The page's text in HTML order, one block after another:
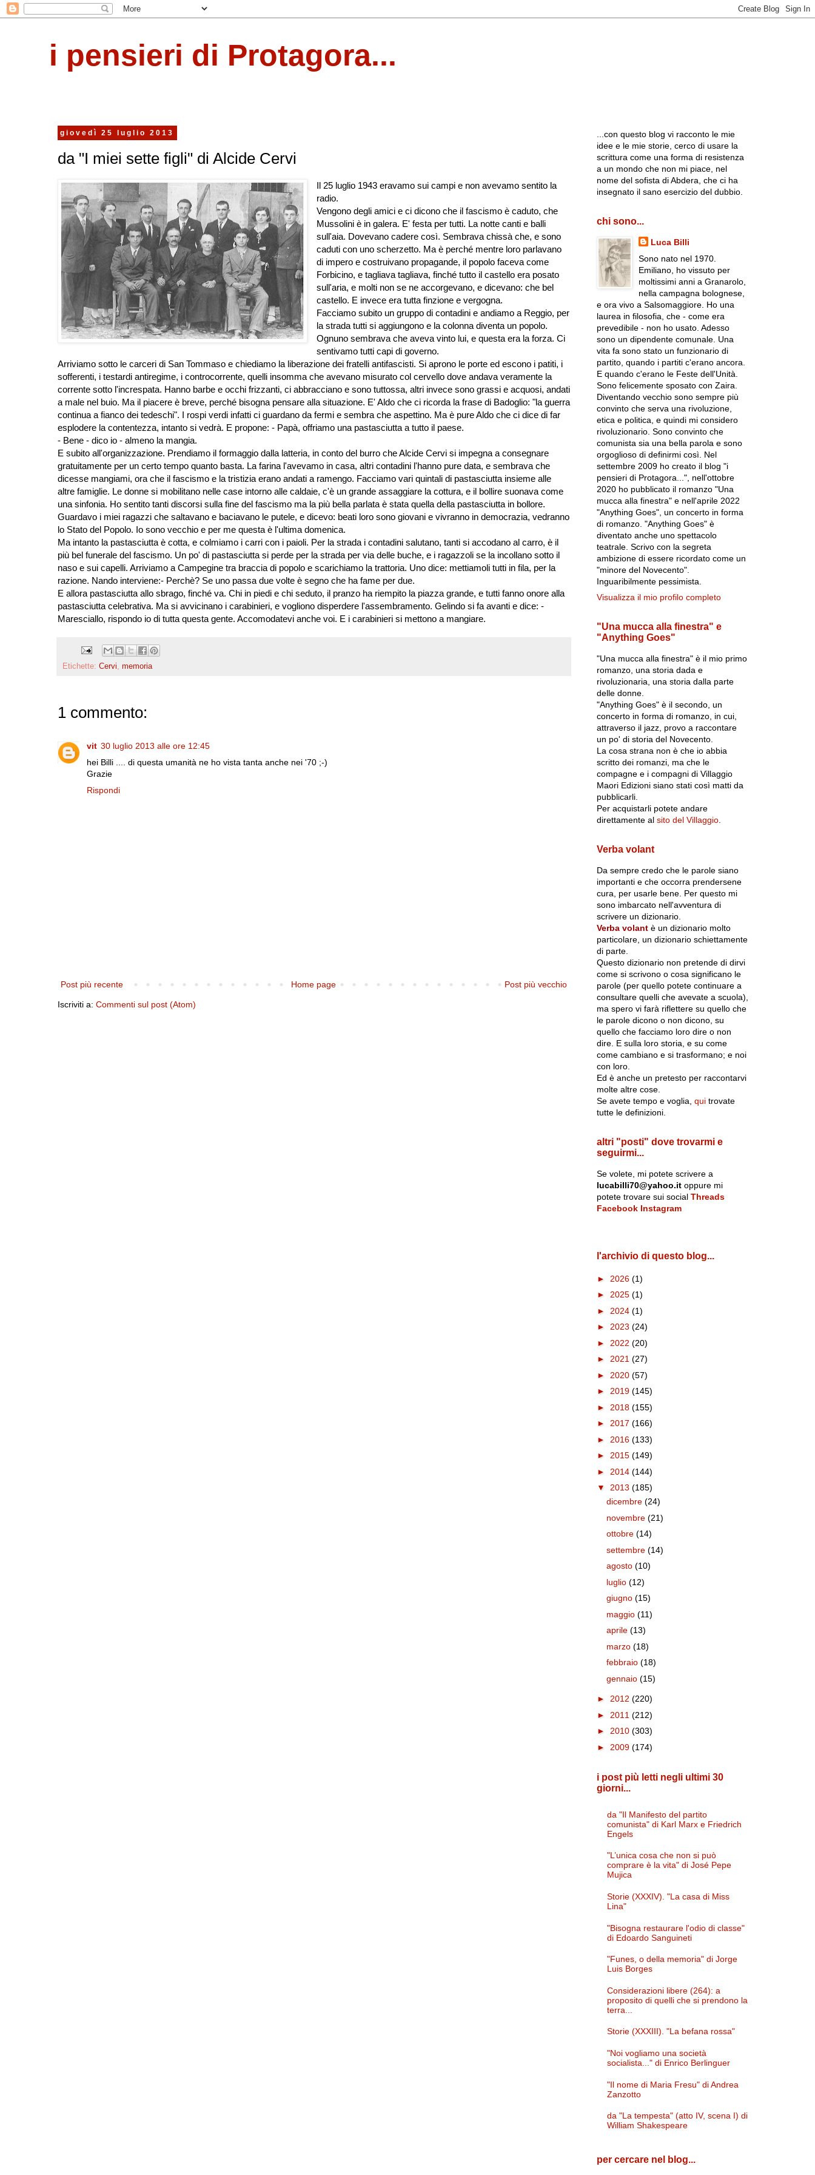
i pensieri di Protagora...
giovedì 25 luglio 2013
da "I miei sette figli" di Alcide Cervi
Il 25 luglio 1943 eravamo sui campi e non avevamo sentito la
radio.
Vengono degli amici e ci dicono che il fascismo è caduto, che
Mussolini è in galera. E' festa per tutti. La notte canti e balli
sull'aia. Dovevano cadere così. Sembrava chissà che, e sono
caduti con uno scherzetto. Ma è perché mentre loro parlavano
di impero e costruivano propagande, il popolo faceva come
Forbicino, e tagliava tagliava, finché tutto il castello era posato
sull'aria, e molti non se ne accorgevano, e dicevano: che bel
castello. E invece era tutta finzione e vergogna.
Facciamo subito un gruppo di contadini e andiamo a Reggio, per
la strada tutti si aggiungono e la colonna diventa un popolo.
Ognuno sembrava che aveva vinto lui, e questa era la forza. Ci
sentivamo tutti capi di governo.
Arriviamo sotto le carceri di San Tommaso e chiediamo la liberazione dei fratelli antifascisti. Si aprono le porte ed escono i patiti, i
sofferenti, i testardi antiregime, i controcorrente, quelli insomma che avevano misurato col cervello dove andava veramente la
corrente sotto l'increspata. Hanno barbe e occhi frizzanti, ci abbracciano e sono tuttossa, altri invece sono grassi e acquosi, andati
a male nel buio. Ma il piacere è breve, perché bisogna pensare alla situazione. E' Aldo che ci ricorda la frase di Badoglio: "la guerra
continua a fianco dei tedeschi". I rospi verdi infatti ci guardano da fermi e sembra che aspettino. Ma è pure Aldo che ci dice di far
esplodere la contentezza, intanto si vedrà. E propone: - Papà, offriamo una pastasciutta a tutto il paese.
- Bene - dico io - almeno la mangia.
E subito all'organizzazione. Prendiamo il formaggio dalla latteria, in conto del burro che Alcide Cervi si impegna a consegnare
gratuitamente per un certo tempo quanto basta. La farina l'avevamo in casa, altri contadini l'hanno pure data, e sembrava che
dicesse mangiami, ora che il fascismo e la tristizia erano andati a ramengo. Facciamo vari quintali di pastasciutta insieme alle
altre famiglie. Le donne si mobilitano nelle case intorno alle caldaie, c'è un grande assaggiare la cottura, e il bollire suonava come
una sinfonia. Ho sentito tanti discorsi sulla fine del fascismo ma la più bella parlata è stata quella della pastasciutta in bollore.
Guardavo i miei ragazzi che saltavano e baciavano le putele, e dicevo: beati loro sono giovani e vivranno in democrazia, vedranno
lo Stato del Popolo. Io sono vecchio e per me questa è l'ultima domenica.
Ma intanto la pastasciutta è cotta, e colmiamo i carri con i paioli. Per la strada i contadini salutano, tanti si accodano al carro, è il
più bel funerale del fascismo. Un po' di pastasciutta si perde per la strada per via delle buche, e i ragazzoli se la incollano sotto il
naso e sui capelli. Arriviamo a Campegine tra braccia di popolo e scarichiamo la trattoria. Uno dice: mettiamoli tutti in fila, per la
razione. Nando interviene:- Perchè? Se uno passa due volte è segno che ha fame per due.
E allora pastasciutta allo sbrago, finché va. Chi in piedi e chi seduto, il pranzo ha riempito la piazza grande, e tutti fanno onore alla
pastasciutta celebrativa. Ma si avvicinano i carabinieri, e vogliono disperdere l'assembramento. Gelindo si fa avanti e dice: -
Maresciallo, rispondo io di tutta questa gente. Accomodatevi anche voi. E i carabinieri si mettono a mangiare.
Etichette: Cervi memoria
1 commento:
vit 30 luglio 2013 alle ore 12:45
hei Billi .... di questa umanità ne ho vista tanta anche nei '70 ;-)
Grazie
Rispondi
Post più recente Post più vecchio
Home page
Iscriviti a: Commenti sul post (Atom)
...con questo blog vi racconto le mie
idee e le mie storie, cerco di usare la
scrittura come una forma di resistenza
a un mondo che non mi piace, nel
nome del sofista di Abdera, che ci ha
insegnato il sano esercizio del dubbio.
chi sono...
Luca Billi
Sono nato nel 1970.
Emiliano, ho vissuto per
moltissimi anni a Granarolo,
nella campagna bolognese,
e ora vivo a Salsomaggiore. Ho una
laurea in filosofia, che - come era
prevedibile - non ho usato. Adesso
sono un dipendente comunale. Una
vita fa sono stato un funzionario di
partito, quando i partiti c'erano ancora.
E quando c'erano le Feste dell'Unità.
Sono felicemente sposato con Zaira.
Diventando vecchio sono sempre più
convinto che serva una rivoluzione,
etica e politica, e quindi mi considero
rivoluzionario. Sono convinto che
comunista sia una bella parola e sono
orgoglioso di definirmi così. Nel
settembre 2009 ho creato il blog "i
pensieri di Protagora...", nell'ottobre
2020 ho pubblicato il romanzo "Una
mucca alla finestra" e nell'aprile 2022
"Anything Goes", un concerto in forma
di romanzo. "Anything Goes" è
diventato anche uno spettacolo
teatrale. Scrivo con la segreta
ambizione di essere ricordato come un
"minore del Novecento".
Inguaribilmente pessimista.
Visualizza il mio profilo completo
"Una mucca alla finestra" e
"Anything Goes"
"Una mucca alla finestra" è il mio primo
romanzo, una storia dada e
rivoluzionaria, una storia dalla parte
delle donne.
"Anything Goes" è il secondo, un
concerto in forma di romanzo, in cui,
attraverso il jazz, provo a raccontare
un po' di storia del Novecento.
La cosa strana non è che io abbia
scritto dei romanzi, ma che le
compagne e i compagni di Villaggio
Maori Edizioni siano stati così matti da
pubblicarli.
Per acquistarli potete andare
direttamente al sito del Villaggio.
Verba volant
Da sempre credo che le parole siano
importanti e che occorra prendersene
cura, per usarle bene. Per questo mi
sono imbarcato nell'avventura di
scrivere un dizionario.
Verba volantè un dizionario molto
particolare, un dizionario schiettamente
di parte.
Questo dizionario non pretende di dirvi
come si scrivono o cosa significano le
parole (per quello potete continuare a
consultare quelli che avevate a scuola),
ma spero vi farà riflettere su quello che
le parole dicono o non dicono, su
quello che facciamo loro dire o non
dire. E sulla loro storia, e su come
come cambiano e si trasformano; e noi
con loro.
Ed è anche un pretesto per raccontarvi
molte altre cose.
Se avete tempo e voglia, quitrovate
tutte le definizioni.
altri "posti" dove trovarmi e
seguirmi...
Se volete, mi potete scrivere a
lucabilli70@yahoo.itoppure mi
potete trovare sui social Threads
Facebook Instagram
l'archivio di questo blog...
► 2026 (1)
► 2025 (1)
► 2024 (1)
► 2023 (24)
► 2022 (20)
► 2021 (27)
► 2020 (57)
► 2019 (145)
► 2018 (155)
► 2017 (166)
► 2016 (133)
► 2015 (149)
► 2014 (144)
▼ 2013 (185)
dicembre(24)
novembre(21)
ottobre(14)
settembre(14)
agosto(10)
luglio(12)
giugno(15)
maggio(11)
aprile(13)
marzo(18)
febbraio(18)
gennaio(15)
► 2012 (220)
► 2011 (212)
► 2010 (303)
► 2009 (174)
i post più letti negli ultimi 30
giorni...
da "Il Manifesto del partito
comunista" di Karl Marx e Friedrich
Engels
"L’unica cosa che non si può
comprare è la vita" di José Pepe
Mujica
Storie (XXXIV). "La casa di Miss
Lina"
"Bisogna restaurare l'odio di classe"
di Edoardo Sanguineti
"Funes, o della memoria" di Jorge
Luis Borges
Considerazioni libere (264): a
proposito di quelli che si prendono la
terra...
Storie (XXXIII). "La befana rossa"
"Noi vogliamo una società
socialista..." di Enrico Berlinguer
"Il nome di Maria Fresu" di Andrea
Zanzotto
da "La tempesta" (atto IV, scena I) di
William Shakespeare
per cercare nel blog...